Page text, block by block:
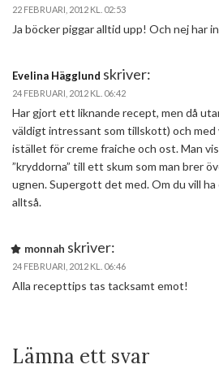
22 FEBRUARI, 2012 KL. 02:53
Ja böcker piggar alltid upp! Och nej har
Evelina Hägglund skriver:
24 FEBRUARI, 2012 KL. 06:42
Har gjort ett liknande recept, men då
väldigt intressant som tillskott) och med
istället för creme fraiche och ost. Man
”kryddorna” till ett skum som man brer
ugnen. Supergott det med. Om du vill
alltså.
monnah skriver:
24 FEBRUARI, 2012 KL. 06:46
Alla recepttips tas tacksamt emot!
Lämna ett svar